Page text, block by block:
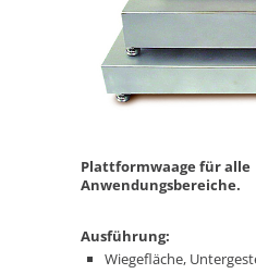
Plattformwaage für alle
Anwendungsbereiche.
Ausführung:
Wiegefläche,